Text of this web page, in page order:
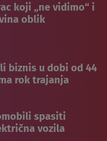
koji „ne vidimo“ i
oblik
biznis u dobi od 44
rok trajanja
spasiti
vozila